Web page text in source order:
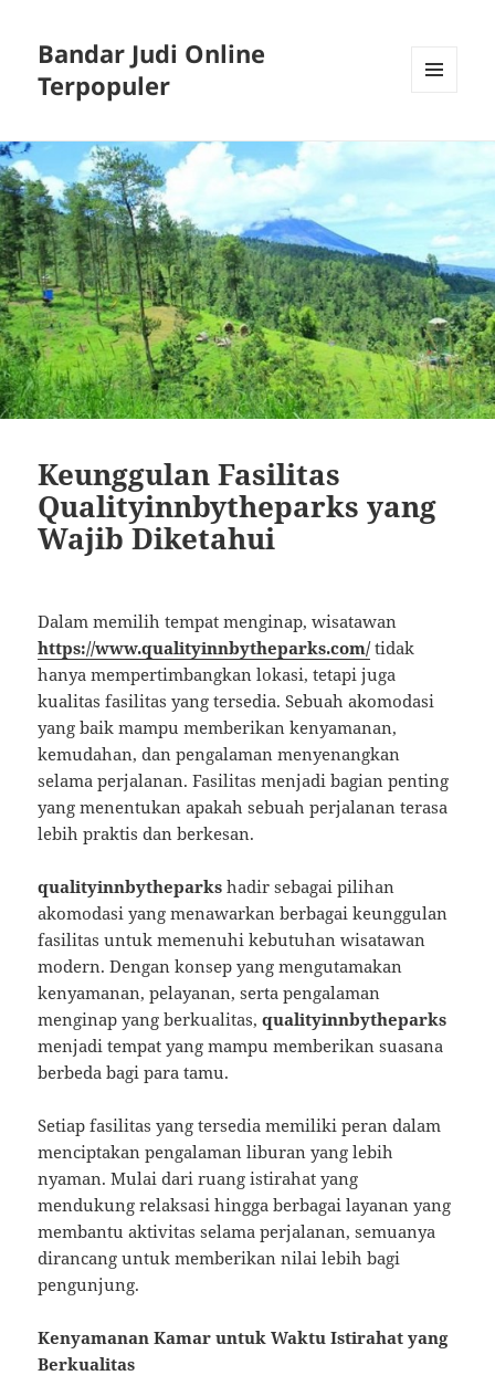
Bandar Judi Online
Terpopuler
WIDGET
Keunggulan Fasilitas
Qualityinnbytheparks yang
Wajib Diketahui
Dalam memilih tempat menginap, wisatawan
https://www.qualityinnbytheparks.com/tidak
hanya mempertimbangkan lokasi, tetapi juga
kualitas fasilitas yang tersedia. Sebuah akomodasi
yang baik mampu memberikan kenyamanan,
kemudahan, dan pengalaman menyenangkan
selama perjalanan. Fasilitas menjadi bagian penting
yang menentukan apakah sebuah perjalanan terasa
lebih praktis dan berkesan.
qualityinnbytheparks hadir sebagai pilihan
akomodasi yang menawarkan berbagai keunggulan
fasilitas untuk memenuhi kebutuhan wisatawan
modern. Dengan konsep yang mengutamakan
kenyamanan, pelayanan, serta pengalaman
menginap yang berkualitas,qualityinnbytheparks
menjadi tempat yang mampu memberikan suasana
berbeda bagi para tamu.
Setiap fasilitas yang tersedia memiliki peran dalam
menciptakan pengalaman liburan yang lebih
nyaman. Mulai dari ruang istirahat yang
mendukung relaksasi hingga berbagai layanan yang
membantu aktivitas selama perjalanan, semuanya
dirancang untuk memberikan nilai lebih bagi
pengunjung.
Kenyamanan Kamar untuk Waktu Istirahat yang
Berkualitas